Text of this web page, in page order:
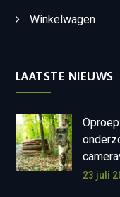
Winkelwagen
LAATSTE NIEUWS
23 juli